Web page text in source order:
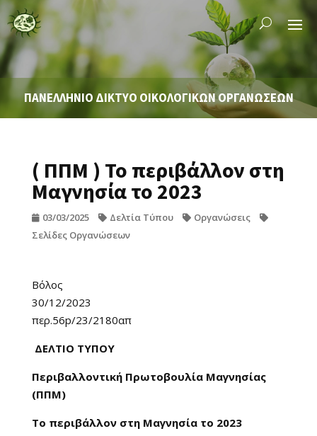
ΠΑΝΕΛΛΗΝΙΟ ΔΙΚΤΥΟ ΟΙΚΟΛΟΓΙΚΩΝ ΟΡΓΑΝΩΣΕΩΝ
( ΠΠΜ ) Το περιβάλλον στη
Μαγνησία το 2023
03/03/2025 Δελτία Τύπου
Οργανώσεις
Σελίδες Οργανώσεων
Βόλος
30/12/2023
περ.56p/23/2180απ
ΔΕΛΤΙΟ ΤΥΠΟΥ
Περιβαλλοντική Πρωτοβουλία Μαγνησίας
(ΠΠΜ)
Το περιβάλλον στη Μαγνησία το 2023